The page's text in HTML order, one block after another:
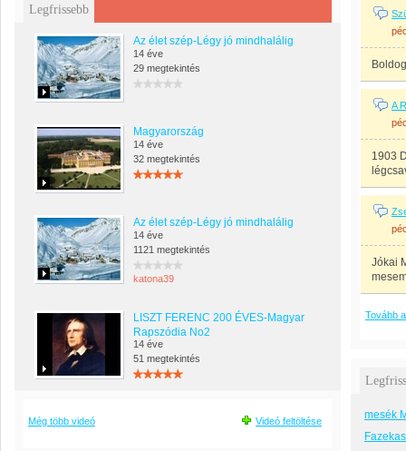
Legfrissebb
Az élet szép-Légy jó mindhalálig
14 éve
29 megtekintés
Magyarország
14 éve
32 megtekintés
Az élet szép-Légy jó mindhalálig
14 éve
1121 megtekintés
katona39
LISZT FERENC 200 ÉVES-Magyar
Rapszódia No2
14 éve
51 megtekintés
Még több videó Videó feltöltése
A
1903
Jókai
Tovább
mesék